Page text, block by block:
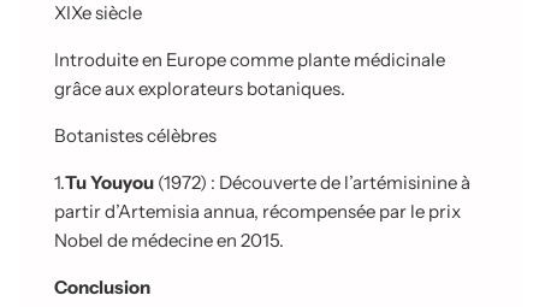
XIXe siècle
Introduite en Europe comme plante médicinale
grâce aux explorateurs botaniques.
Botanistes célèbres
1.Tu Youyou (1972) : Découverte de l’artémisinine à
partir d’Artemisia annua, récompensée par le prix
Nobel de médecine en 2015.
Conclusion